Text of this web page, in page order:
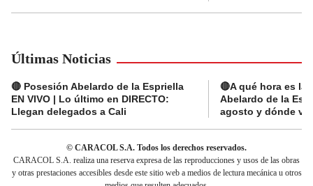
Últimas Noticias
🔴 Posesión Abelardo de la Espriella
EN VIVO | Lo último en DIRECTO:
Llegan delegados a Cali
🔴A qué hora es la
Abelardo de la
agosto y dónde
© CARACOL S.A. Todos los derechos reservados.
CARACOL S.A. realiza una reserva expresa de las reproducciones y usos de las obras
y otras prestaciones accesibles desde este sitio web a medios de lectura mecánica u otros